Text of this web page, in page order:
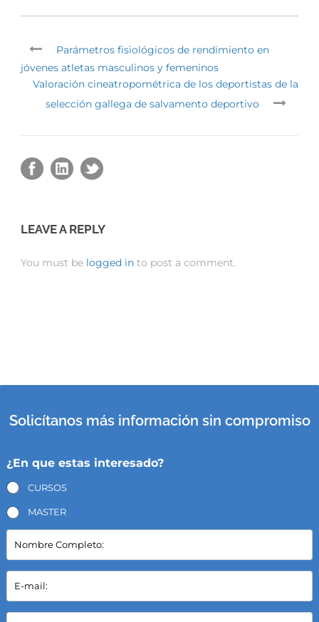
Parámetros fisiológicos de rendimiento en
jóvenes atletas masculinos y femeninos
Valoración cineatropométrica de los deportistas de la
selección gallega de salvamento deportivo
LEAVE A REPLY
You must be logged in to post a comment.
Solicítanos más información sin compromiso
¿En que estas interesado?
CURSOS
MASTER
N
m
b
e
C
E
m
a
P